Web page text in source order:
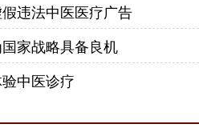
违法中医医疗广告
家战略具备良机
中医诊疗